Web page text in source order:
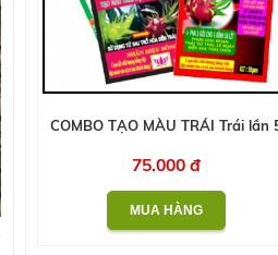
COMBO TẠO MÀU TRÁI Trái lần
75.000 đ